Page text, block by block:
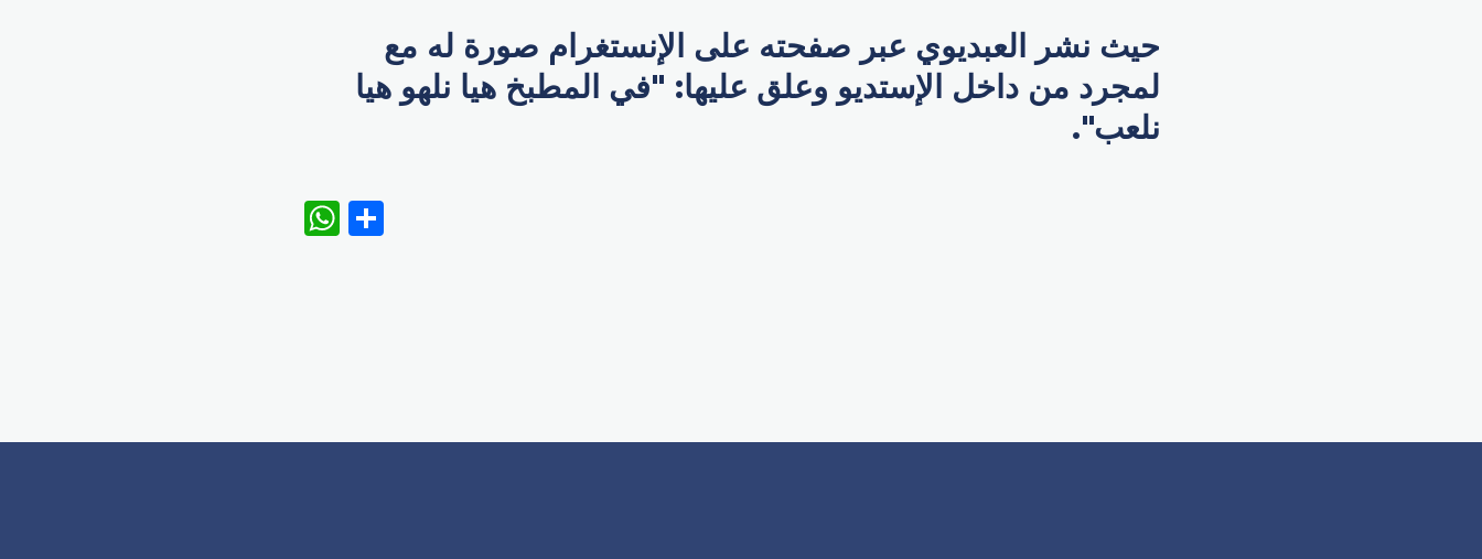
حيث نشر العبديوي عبر صفحته على الإنستغرام صورة له مع
لمجرد من داخل الإستديو وعلق عليها: "في المطبخ هيا نلهو هيا
نلعب".
WhatsApp